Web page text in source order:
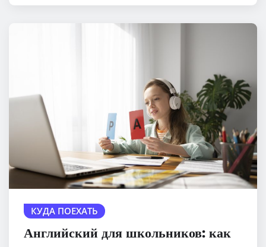
КУДА ПОЕХАТЬ
Английский для школьников: как